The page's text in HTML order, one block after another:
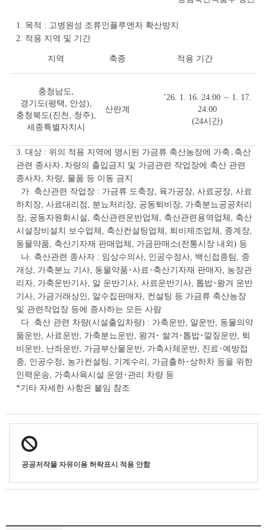
1. 목적 : 고병원성 조류인플루엔자 확산방지
2. 적용 지역 및 기간
지역 축종 적용 기간
충청남도,
경기도(평택, 안성),
충청북도(진천, 청주),
세종특별자치시
산란계
’26. 1. 16. 24:00 ∼ 1. 17.
24:00
(24시간)
3. 대상 : 위의 적용 지역에 명시된 가금류 축산농장에 가축․축산
관련 종사자․차량의 출입금지 및 가금관련 작업장에 축산 관련
종사자, 차량, 물품 등 이동 금지
가. 축산관련 작업장 : 가금류 도축장, 육가공장, 사료공장, 사료
하치장, 사료대리점, 분뇨처리장, 공동퇴비장, 가축분뇨공공처리
장, 공동자원화시설, 축산관련운반업체, 축산관련용역업체, 축산
시설장비설치 보수업체, 축산컨설팅업체, 퇴비제조업체, 종계장,
동물약품, 축산기자재 판매업체, 가금판매소(전통시장 내외) 등
나. 축산관련 종사자 : 임상수의사, 인공수정사, 백신접종팀, 중
개상, 가축분뇨 기사, 동물약품･사료･축산기자재 판매자, 농장관
리자, 가축운반기사, 알 운반기사, 사료운반기사, 톱밥･왕겨 운반
기사, 가금거래상인, 알수집판매자, 컨설팅 등 가금류 축산농장
및 관련작업장 등에 종사하는 모든 사람
다. 축산 관련 차량(시설출입차량) : 가축운반, 알운반, 동물의약
품운반, 사료운반, 가축분뇨운반, 왕겨･ 쌀겨･톱밥･깔짚운반, 퇴
비운반, 난좌운반, 가금부산물운반, 가축사체운반, 진료･예방접
종, 인공수정, 농가컨설팅, 기계수리, 가금출하･상하차 등을 위한
인력운송, 가축사육시설 운영･관리 차량 등
*기타 자세한 사항은 붙임 참조
공공저작물 자유이용 허락표시 적용 안함